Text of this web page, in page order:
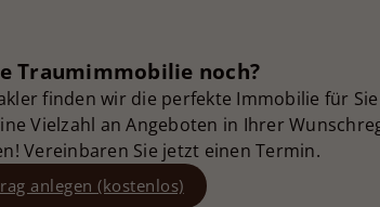
Traumimmobilie noch?
finden wir die perfekte Immobilie für
Vielzahl an Angeboten in Ihrer
Vereinbaren Sie jetzt einen Termin.
anlegen (kostenlos)